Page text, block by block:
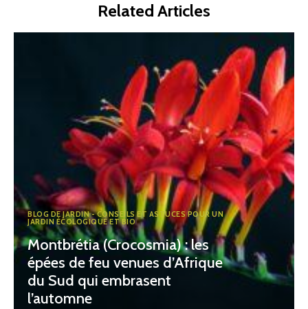
Related Articles
BLOG DE JARDIN - CONSEILS ET ASTUCES POUR UN
JARDIN ÉCOLOGIQUE ET BIO
Montbrétia (Crocosmia) : les
épées de feu venues d’Afrique
du Sud qui embrasent
l’automne